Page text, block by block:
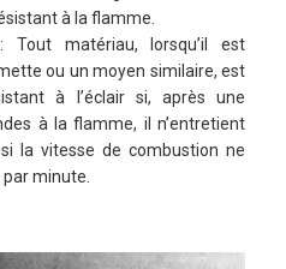
à la flamme.
Tout matériau, lorsqu’il est
ou un moyen similaire, est
à l’éclair si, après une
à la flamme, il n’entretient
la vitesse de combustion ne
minute.